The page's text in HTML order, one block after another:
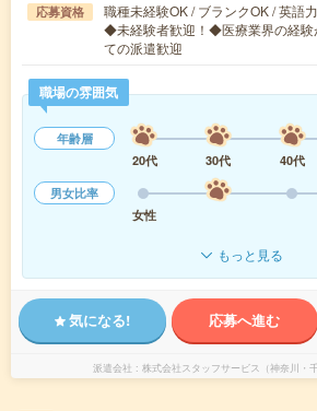
応募資格
職種未経験OK / ブランクOK / 英語
◆未経験者歓迎！◆医療業界の経
ての派遣歓迎
職場の雰囲気
年齢層
20代
30代 40代
男女比率
女性
もっと見る
気になる! 応募へ進む
派遣会社 株式会社スタッフサービス（神奈川・